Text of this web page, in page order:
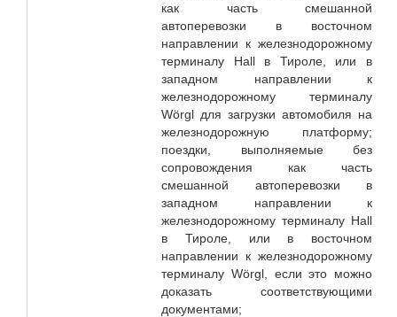
как часть смешанной
автоперевозки в восточном
направлении к железнодорожному
терминалу Hall в Тироле, или в
западном направлении к
железнодорожному терминалу
Wörgl для загрузки автомобиля на
железнодорожную платформу;
поездки, выполняемые без
сопровождения как часть
смешанной автоперевозки в
западном направлении к
железнодорожному терминалу Hall
в Тироле, или в восточном
направлении к железнодорожному
терминалу Wörgl, если это можно
доказать соответствующими
документами;